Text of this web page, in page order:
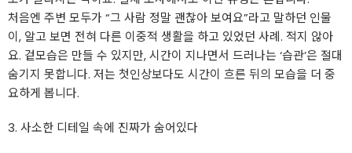
처음엔 주변 모두가 “그 사람 정말 괜찮아 보여요”라고 말하던 인물
이, 알고 보면 전혀 다른 이중적 생활을 하고 있었던 사례. 적지 않아
요. 겉모습은 만들 수 있지만, 시간이 지나면서 드러나는 ‘습관’은 절대
숨기지 못합니다. 저는 첫인상보다도 시간이 흐른 뒤의 모습을 더 중
요하게 봅니다.
3. 사소한 디테일 속에 진짜가 숨어있다